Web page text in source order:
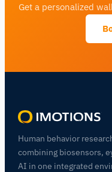
Get a personalized
Human behavior
combining biosensors,
AI in one integrated